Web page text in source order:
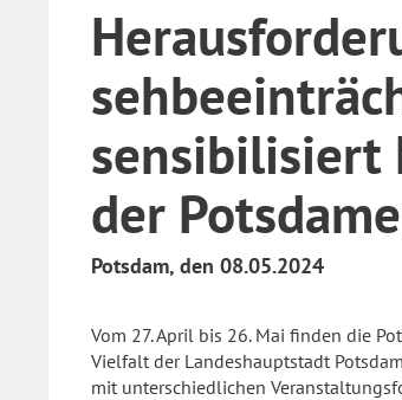
sensibilisiert
der
Potsdam, den 08.05.2024
Vom 27. April bis 26. Mai finden die
Vielfalt der Landeshauptstadt
mit unterschiedlichen